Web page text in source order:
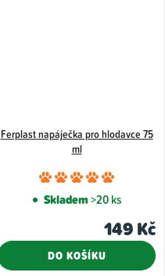
Ferplast napáječka pro hlodavce 75
ml
je
z
Skladem>20 ks
149 Kč
DO KOŠÍKU